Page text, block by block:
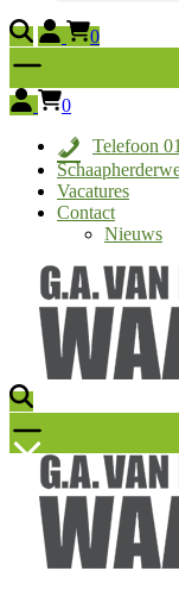
0
0
Telefoon
Vacatures
Contact
Nieuws